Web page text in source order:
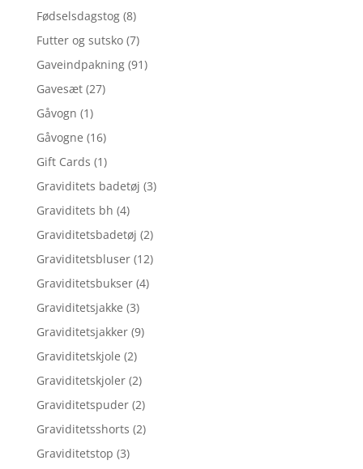
Fødselsdagstog (8)
Futter og sutsko (7)
Gaveindpakning (91)
Gavesæt (27)
Gåvogn (1)
Gåvogne (16)
Gift Cards (1)
Graviditets badetøj (3)
Graviditets bh (4)
Graviditetsbadetøj (2)
Graviditetsbluser (12)
Graviditetsbukser (4)
Graviditetsjakke (3)
Graviditetsjakker (9)
Graviditetskjole (2)
Graviditetskjoler (2)
Graviditetspuder (2)
Graviditetsshorts (2)
Graviditetstop (3)